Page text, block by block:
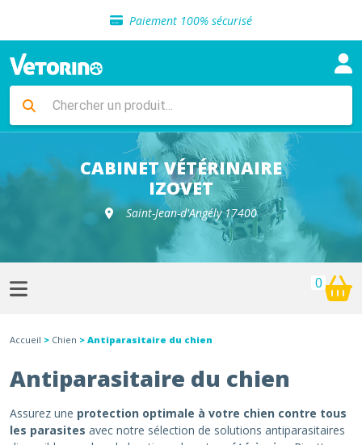
Paiement 100% sécurisé
Livraison gratuite en clinique vétérinaire
Sélection de croquettes vétérinaire
Livraison gratuite en clinique vétérinaire
Retour gratuit en clinique
Sélection de croquettes vétérinaire
CABINET VÉTÉRINAIRE
IZOVET
Saint-Jean-d'Angély 17400
0
Accueil > Chien > Antiparasitaire du chien
Antiparasitaire du chien
Assurez une protection optimale à votre chien contre tous
les parasites avec notre sélection de solutions antiparasitaires